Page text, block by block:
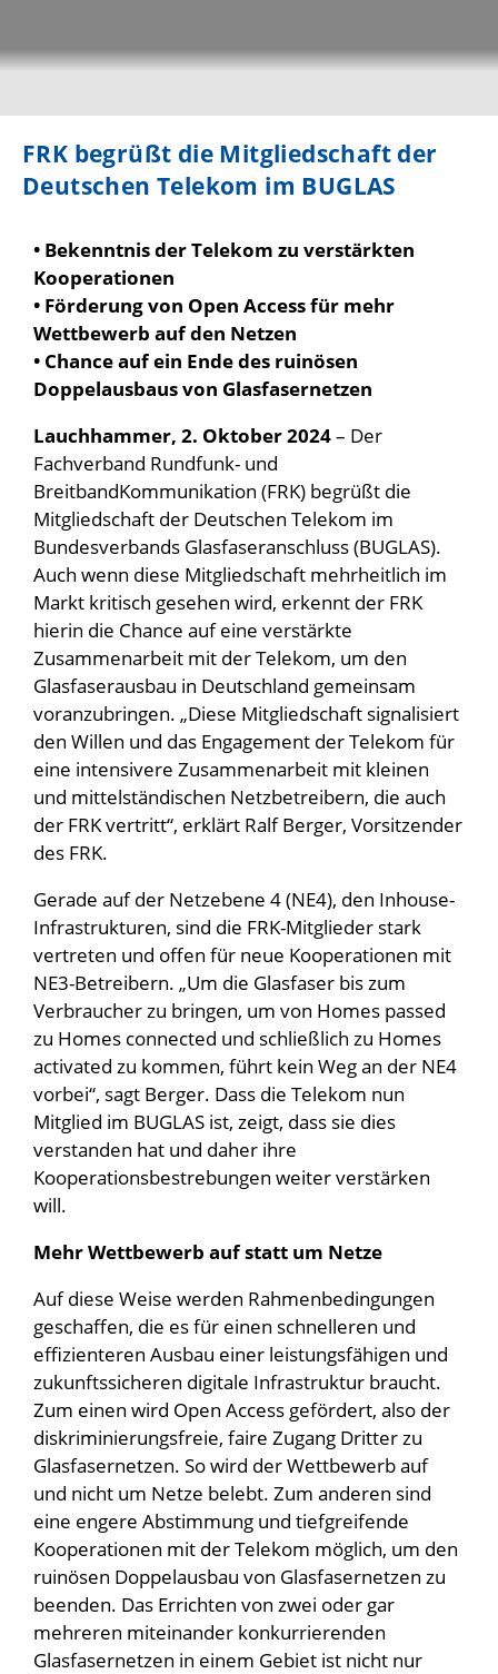
FRK begrüßt die Mitgliedschaft der
Deutschen Telekom im BUGLAS
• Bekenntnis der Telekom zu verstärkten
Kooperationen
• Förderung von Open Access für mehr
Wettbewerb auf den Netzen
• Chance auf ein Ende des ruinösen
Doppelausbaus von Glasfasernetzen
Lauchhammer, 2. Oktober 2024– Der
Fachverband Rundfunk- und
BreitbandKommunikation (FRK) begrüßt die
Mitgliedschaft der Deutschen Telekom im
Bundesverbands Glasfaseranschluss (BUGLAS).
Auch wenn diese Mitgliedschaft mehrheitlich im
Markt kritisch gesehen wird, erkennt der FRK
hierin die Chance auf eine verstärkte
Zusammenarbeit mit der Telekom, um den
Glasfaserausbau in Deutschland gemeinsam
voranzubringen. „Diese Mitgliedschaft signalisiert
den Willen und das Engagement der Telekom für
eine intensivere Zusammenarbeit mit kleinen
und mittelständischen Netzbetreibern, die auch
der FRK vertritt“, erklärt Ralf Berger, Vorsitzender
des FRK.
Gerade auf der Netzebene 4 (NE4), den Inhouse-
Infrastrukturen, sind die FRK-Mitglieder stark
vertreten und offen für neue Kooperationen mit
NE3-Betreibern. „Um die Glasfaser bis zum
Verbraucher zu bringen, um von Homes passed
zu Homes connected und schließlich zu Homes
activated zu kommen, führt kein Weg an der NE4
vorbei“, sagt Berger. Dass die Telekom nun
Mitglied im BUGLAS ist, zeigt, dass sie dies
verstanden hat und daher ihre
Kooperationsbestrebungen weiter verstärken
will.
Mehr Wettbewerb auf statt um Netze
Auf diese Weise werden Rahmenbedingungen
geschaffen, die es für einen schnelleren und
effizienteren Ausbau einer leistungsfähigen und
zukunftssicheren digitale Infrastruktur braucht.
Zum einen wird Open Access gefördert, also der
diskriminierungsfreie, faire Zugang Dritter zu
Glasfasernetzen. So wird der Wettbewerb auf
und nicht um Netze belebt. Zum anderen sind
eine engere Abstimmung und tiefgreifende
Kooperationen mit der Telekom möglich, um den
ruinösen Doppelausbau von Glasfasernetzen zu
beenden. Das Errichten von zwei oder gar
mehreren miteinander konkurrierenden
Glasfasernetzen in einem Gebiet ist nicht nur